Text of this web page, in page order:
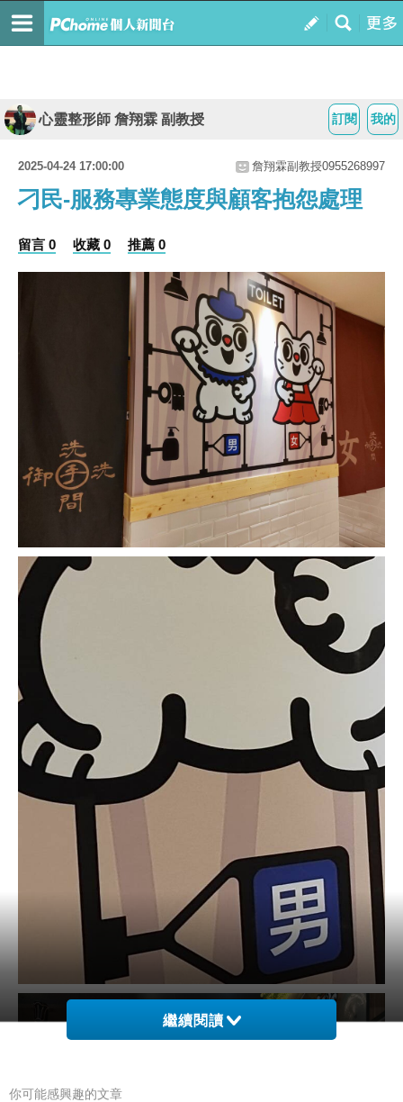
我的
訂閱
心靈整形師 詹翔霖 副教授
2025-04-24 17:00:00 詹翔霖副教授0955268997
刁民-服務專業態度與顧客抱怨處理
留言 0 收藏 0 推薦 0
繼續閱讀
你可能感興趣的文章